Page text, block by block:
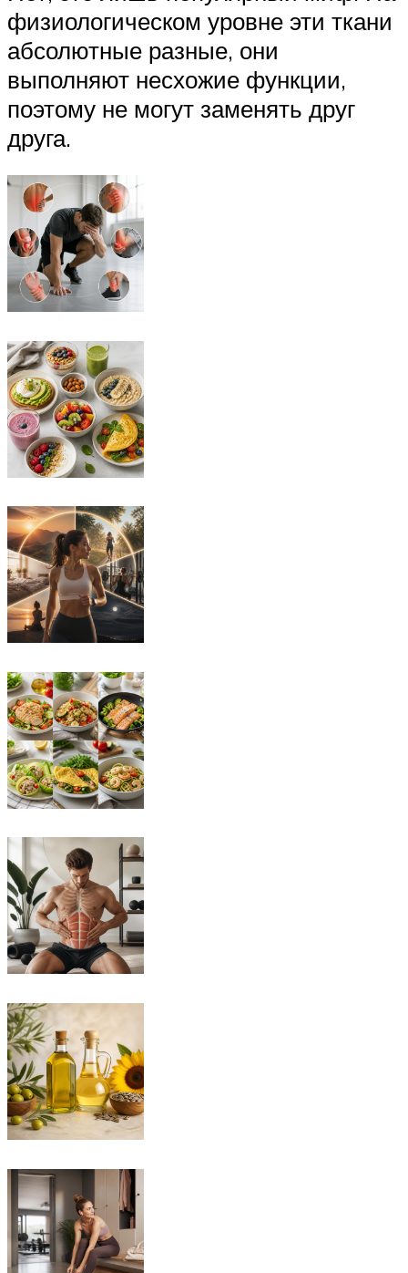
физиологическом уровне эти ткани
абсолютные разные, они
выполняют несхожие функции,
поэтому не могут заменять друг
друга.